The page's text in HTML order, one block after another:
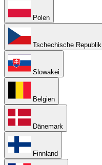
Polen
Tschechische Republik
Slowakei
Belgien
Dänemark
Finnland